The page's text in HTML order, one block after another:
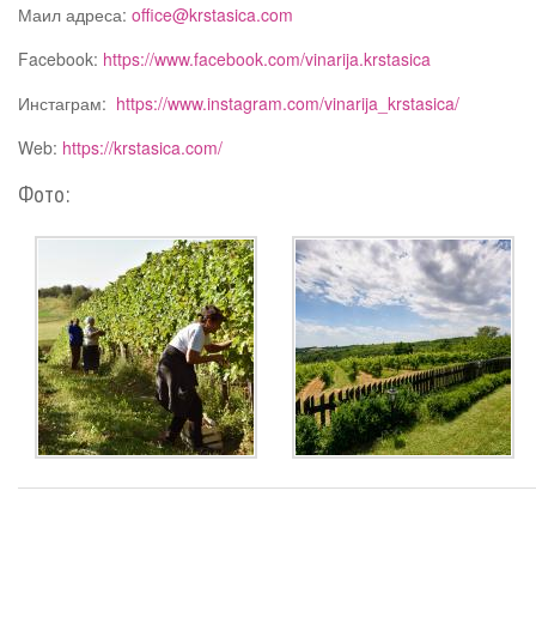
Маил адреса: office@krstasica.com
Facebook: https://www.facebook.com/vinarija.krstasica
Инстаграм: https://www.instagram.com/vinarija_krstasica/
Web: https://krstasica.com/
Фото: